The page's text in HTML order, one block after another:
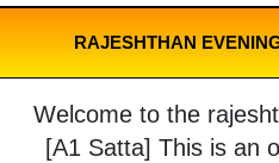
RAJESHTHAN
Welcome to the
[A1 Satta] This is an